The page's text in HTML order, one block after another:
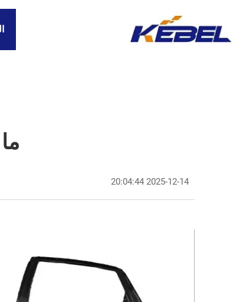
2025-12-14 20:04:44